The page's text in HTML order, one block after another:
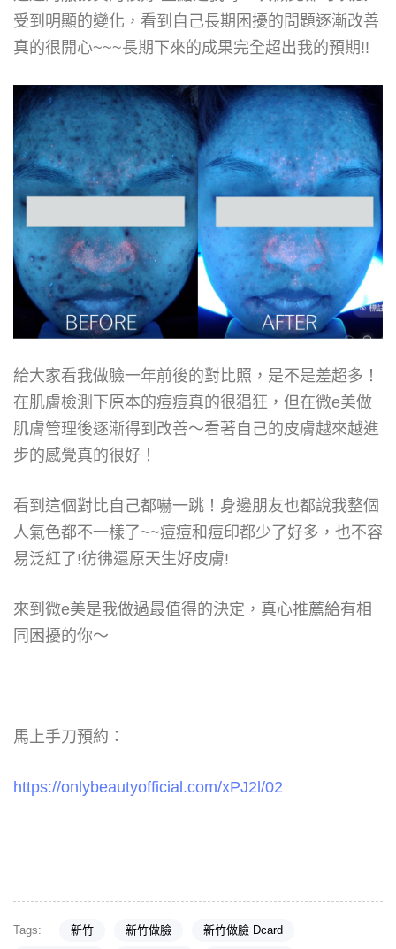
受到明顯的變化，看到自己長期困擾的問題逐漸改善
真的很開心~~~長期下來的成果完全超出我的預期!!
給大家看我做臉一年前後的對比照，是不是差超多！
在肌膚檢測下原本的痘痘真的很猖狂，但在微e美做
肌膚管理後逐漸得到改善～看著自己的皮膚越來越進
步的感覺真的很好！
看到這個對比自己都嚇一跳！身邊朋友也都說我整個
人氣色都不一樣了~~痘痘和痘印都少了好多，也不容
易泛紅了!彷彿還原天生好皮膚!
來到微e美是我做過最值得的決定，真心推薦給有相
同困擾的你～
馬上手刀預約：
https://onlybeautyofficial.com/xPJ2l/02
Tags: 新竹 新竹做臉 新竹做臉 Dcard